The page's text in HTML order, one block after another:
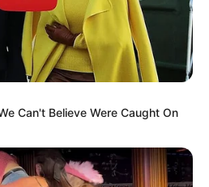
Can't Believe Were Caught On